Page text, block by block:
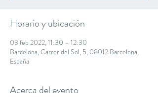
Horario y ubicación
03 feb 2022, 11:30 – 12:30
Barcelona, Carrer del Sol, 5, 08012 Barcelona,
España
Acerca del evento